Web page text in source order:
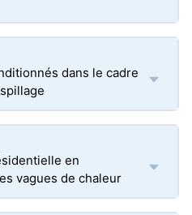
dans le cadre
en
vagues de chaleur